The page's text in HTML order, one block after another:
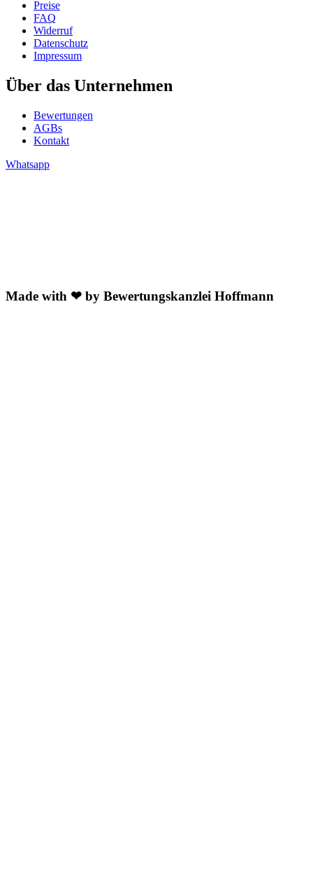
Preise
FAQ
Widerruf
Datenschutz
Impressum
Über das Unternehmen
Bewertungen
AGBs
Kontakt
Whatsapp
Made with ❤ by Bewertungskanzlei Hoffmann